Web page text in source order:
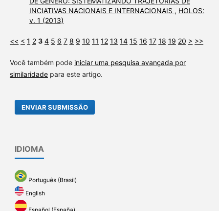
INCIATIVAS NACIONAIS E INTERNACIONAIS , HOLOS:
v. 1 (2013)
<< < 1 2 3 4 5 6 7 8 9 10 11 12 13 14 15 16 17 18 19 20 > >>
Você também pode iniciar uma pesquisa avançada por
similaridadepara este artigo.
ENVIAR SUBMISSÃO
IDIOMA
Português (Brasil)
English